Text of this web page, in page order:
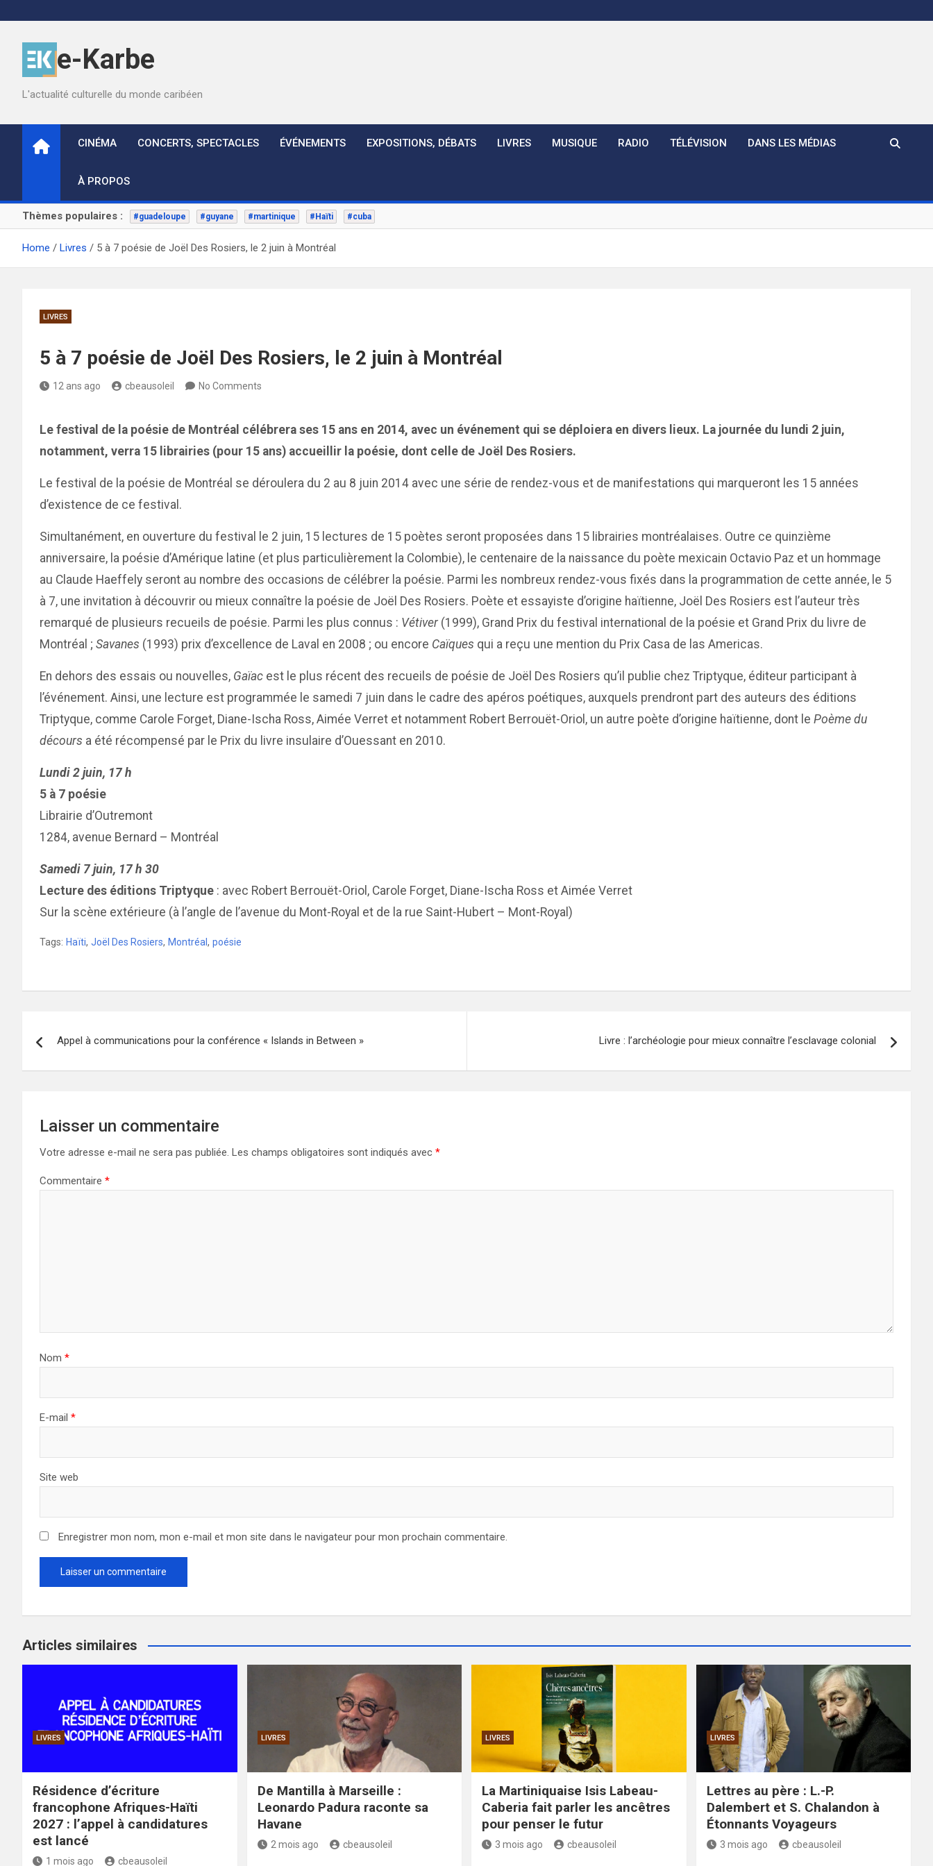
to
content
e-Karbe
L'actualité culturelle du monde caribéen
CINÉMA CONCERTS, SPECTACLES ÉVÉNEMENTS EXPOSITIONS, DÉBATS LIVRES MUSIQUE RADIO TÉLÉVISION DANS LES MÉDIAS
À PROPOS
Thèmes populaires : #guadeloupe #guyane #martinique #Haïti #cuba
Home Livres 5 à 7 poésie de Joël Des Rosiers, le 2 juin à Montréal
LIVRES
5 à 7 poésie de Joël Des Rosiers, le 2 juin à Montréal
12 ans ago cbeausoleil No Comments
Le festival de la poésie de Montréal célébrera ses 15 ans en 2014, avec un événement qui se déploiera en divers lieux. La journée du lundi 2 juin,
notamment, verra 15 librairies (pour 15 ans) accueillir la poésie, dont celle de Joël Des Rosiers.
Le festival de la poésie de Montréal se déroulera du 2 au 8 juin 2014 avec une série de rendez-vous et de manifestations qui marqueront les 15 années
d’existence de ce festival.
Simultanément, en ouverture du festival le 2 juin, 15 lectures de 15 poètes seront proposées dans 15 librairies montréalaises. Outre ce quinzième
anniversaire, la poésie d’Amérique latine (et plus particulièrement la Colombie), le centenaire de la naissance du poète mexicain Octavio Paz et un hommage
au Claude Haeffely seront au nombre des occasions de célébrer la poésie. Parmi les nombreux rendez-vous fixés dans la programmation de cette année, le 5
à 7, une invitation à découvrir ou mieux connaître la poésie de Joël Des Rosiers. Poète et essayiste d’origine haïtienne, Joël Des Rosiers est l’auteur très
remarqué de plusieurs recueils de poésie. Parmi les plus connus : Vétiver (1999), Grand Prix du festival international de la poésie et Grand Prix du livre de
Montréal ; Savanes (1993) prix d’excellence de Laval en 2008 ; ou encore Caïques qui a reçu une mention du Prix Casa de las Americas.
En dehors des essais ou nouvelles, Gaïac est le plus récent des recueils de poésie de Joël Des Rosiers qu’il publie chez Triptyque, éditeur participant à
l’événement. Ainsi, une lecture est programmée le samedi 7 juin dans le cadre des apéros poétiques, auxquels prendront part des auteurs des éditions
Triptyque, comme Carole Forget, Diane-Ischa Ross, Aimée Verret et notamment Robert Berrouët-Oriol, un autre poète d’origine haïtienne, dont le Poème du
décours a été récompensé par le Prix du livre insulaire d’Ouessant en 2010.
Lundi 2 juin, 17 h
5 à 7 poésie
Librairie d’Outremont
1284, avenue Bernard – Montréal
Samedi 7 juin, 17 h 30
Lecture des éditions Triptyque : avec Robert Berrouët-Oriol, Carole Forget, Diane-Ischa Ross et Aimée Verret
Sur la scène extérieure (à l’angle de l’avenue du Mont-Royal et de la rue Saint-Hubert – Mont-Royal)
Tags: Haïti, Joël Des Rosiers, Montréal , poésie
de
Appel à communications pour la conférence « Islands in Between » Livre : l’archéologie pour mieux connaître l’esclavage colonial
Laisser un commentaire
Votre adresse e-mail ne sera pas publiée. Les champs obligatoires sont indiqués avec *
Commentaire *
Nom *
E-mail *
Site web
Enregistrer mon nom, mon e-mail et mon site dans le navigateur pour mon prochain commentaire.
Articles similaires
LIVRES
Résidence d’écriture
francophone Afriques-Haïti
2027 : l’appel à candidatures
est lancé
1 mois ago cbeausoleil
LIVRES
De Mantilla à Marseille :
Leonardo Padura raconte sa
Havane
2 mois ago cbeausoleil
LIVRES
La Martiniquaise Isis Labeau-
Caberia fait parler les ancêtres
pour penser le futur
3 mois ago cbeausoleil
LIVRES
Lettres au père : L.-P.
Dalembert et S. Chalandon à
Étonnants Voyageurs
3 mois ago cbeausoleil